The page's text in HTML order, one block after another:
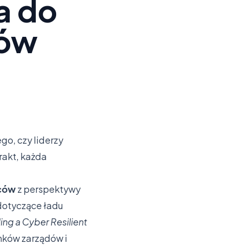
do
czy liderzy
każda
z perspektywy
ładu
a Cyber Resilient
zarządów i